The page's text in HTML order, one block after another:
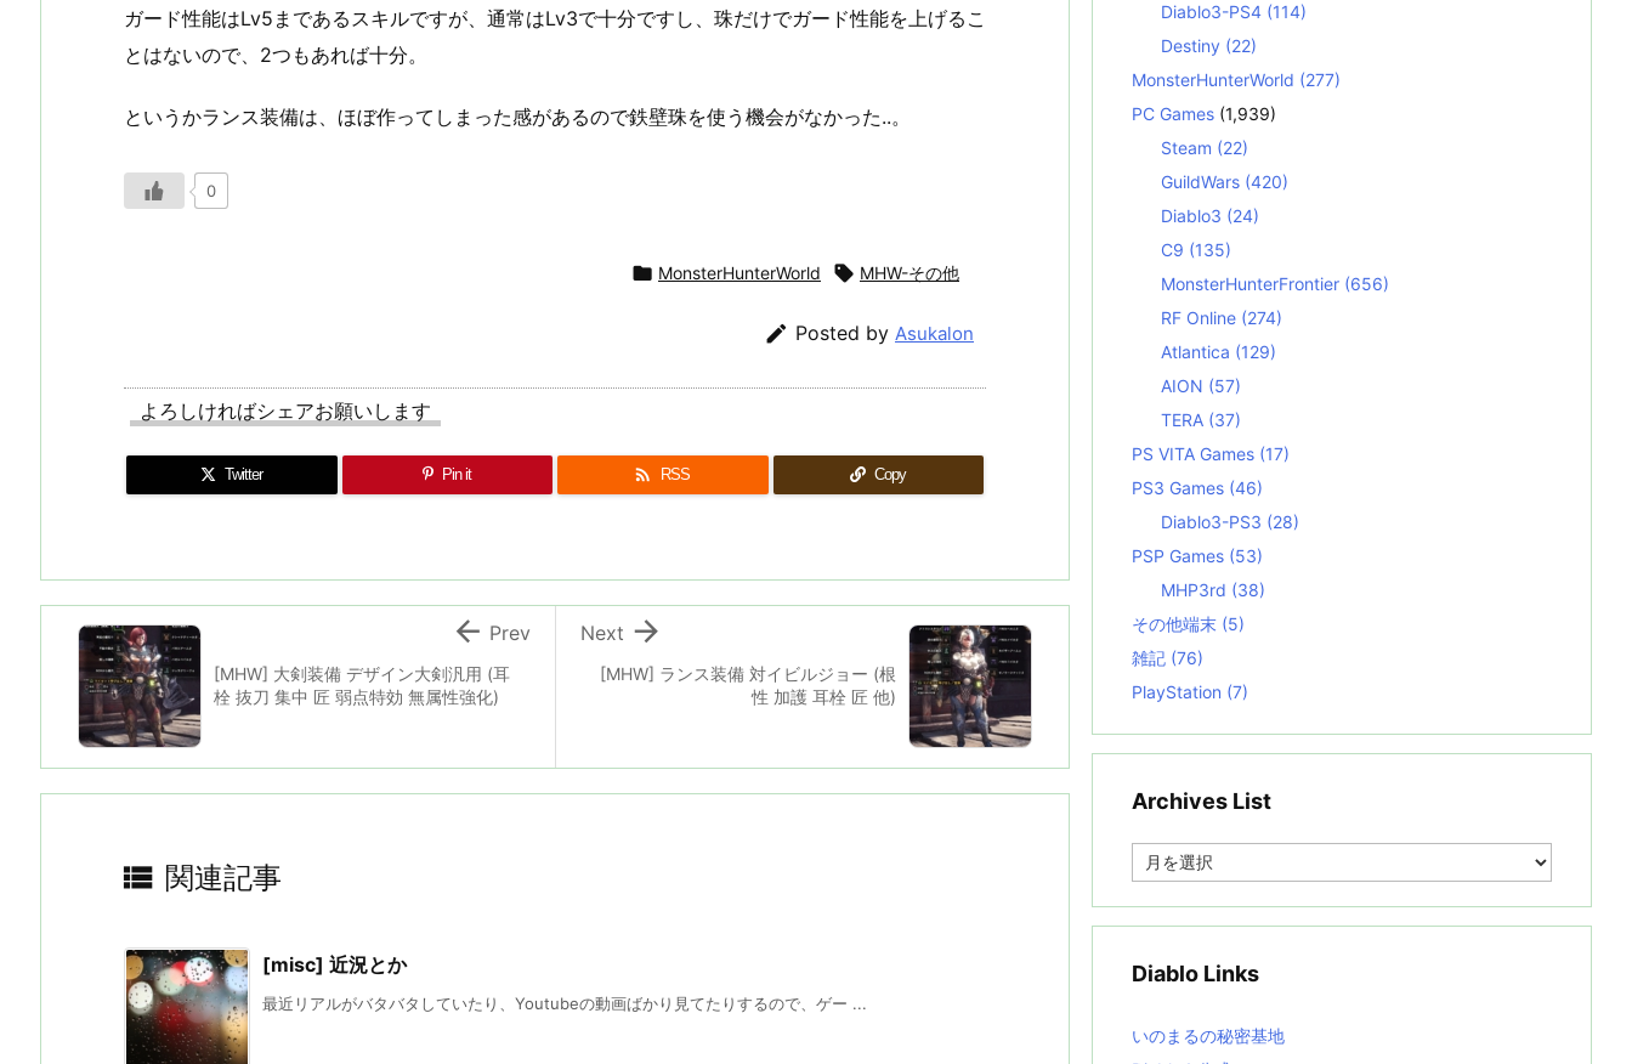
ガード性能はLv5まであるスキルですが、通常はLv3で十分ですし、珠だけでガード性能を上げるこ
とはないので、2つもあれば十分。
というかランス装備は、ほぼ作ってしまった感があるので鉄壁珠を使う機会がなかった..。
0
 MonsterHunterWorld  MHW-その他
 Posted by Asukalon
よろしければシェアお願いします
Twitter Pin it  RSS Copy
[MHW] ランス装備 対イビルジョー (根
性 加護 耳栓 匠 他)

Next
[MHW] 大剣装備 デザイン大剣汎用 (耳
栓 抜刀 集中 匠 弱点特効 無属性強化)
 Prev
 関連記事
[misc] 近況とか
最近リアルがバタバタしていたり、Youtubeの動画ばかり見てたりするので、ゲー ...
Diablo3-PS4 (114)
Destiny (22)
MonsterHunterWorld (277)
PC Games (1,939)
Steam (22)
GuildWars (420)
Diablo3 (24)
C9 (135)
MonsterHunterFrontier (656)
RF Online (274)
Atlantica (129)
AION (57)
TERA (37)
PS VITA Games (17)
PS3 Games (46)
Diablo3-PS3 (28)
PSP Games (53)
MHP3rd (38)
その他端末 (5)
雑記 (76)
PlayStation (7)
Archives List
e
i
Diablo Links
いのまるの秘密基地